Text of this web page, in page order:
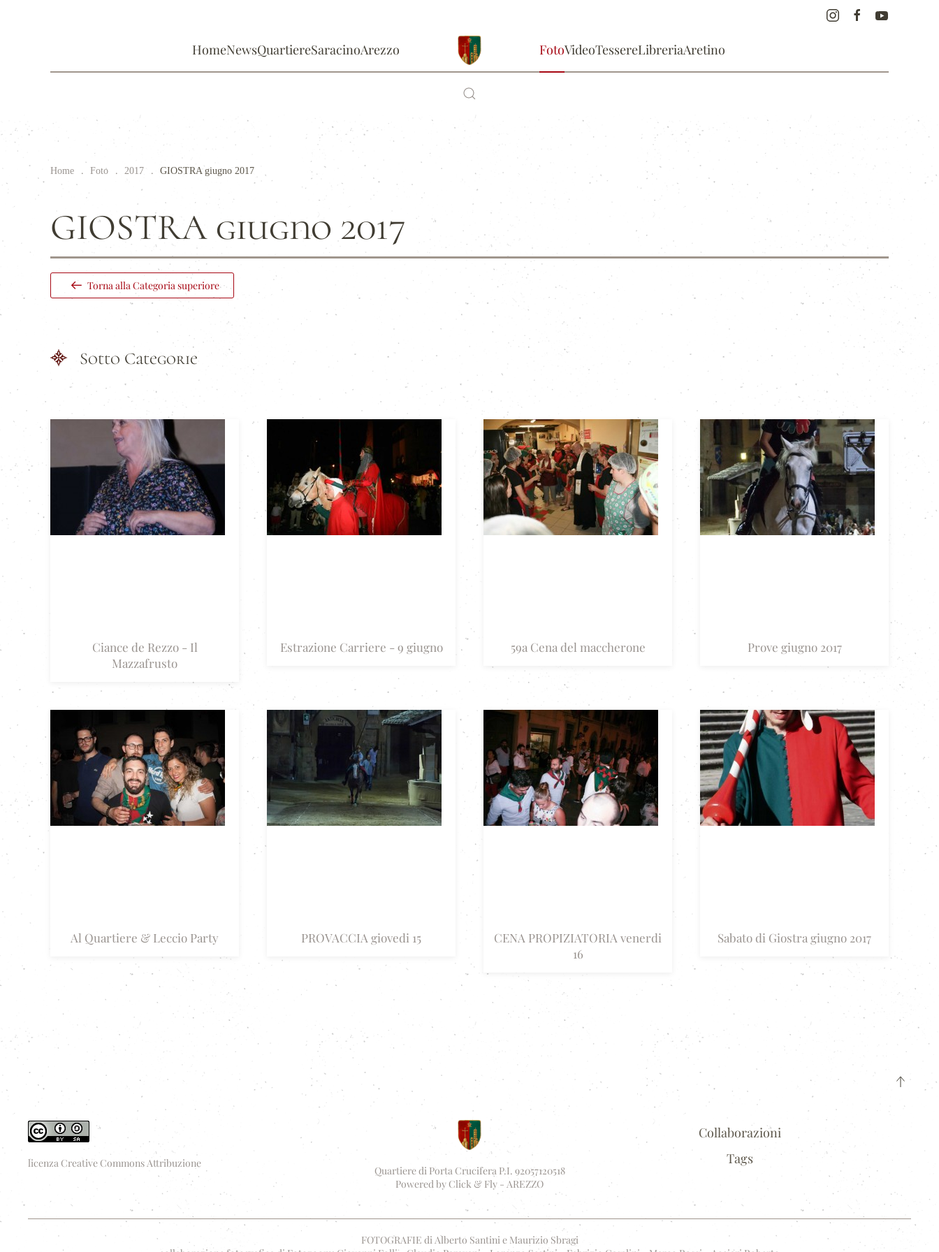
HomeNewsQuartiereSaracinoArezzo FotoVideoTessereLibreriaAretino
Home Foto 2017 GIOSTRA giugno 2017
GIOSTRA giugno 2017
Torna alla Categoria superiore
Sotto Categorie
Ciance de Rezzo - Il
Mazzafrusto
Estrazione Carriere - 9 giugno 59a Cena del maccherone Prove giugno 2017
Al Quartiere & Leccio Party PROVACCIA giovedi 15
CENA PROPIZIATORIA venerdi
16
Sabato di Giostra giugno 2017
licenza Creative Commons Attribuzione
Quartiere di Porta Crucifera P.I. 92057120518
Powered byClick & Fly - AREZZO
Collaborazioni
Tags
FOTOGRAFIE di Alberto Santini e Maurizio Sbragi